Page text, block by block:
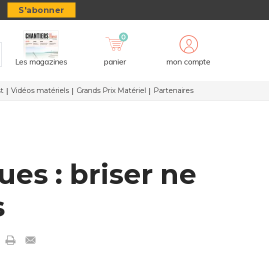
S'abonner
Les magazines
0
panier mon compte
Vidéos matériels Grands Prix Matériel Partenaires
: briser ne